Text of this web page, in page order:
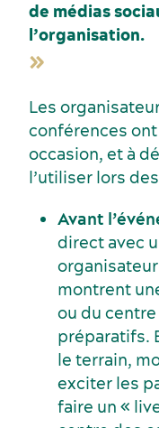
de médias
l’organisation.
Les
conférences
occasion, et à
l’utiliser lors
Avant
direct avec
montrent
ou du
préparatifs.
le terrain,
exciter les
faire un «